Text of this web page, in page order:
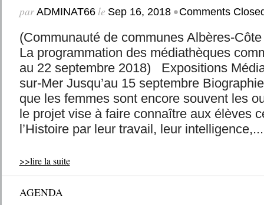
par ADMINAT66le Sep 16, 2018 •Comments
(Communauté de communes Albères-
La programmation des médiathèques
au 22 septembre 2018) Expositions
sur-Mer Jusqu’au 15 septembre
que les femmes sont encore souvent les
le projet vise à faire connaître aux élèves
l’Histoire par leur travail, leur intelligence,...
>>lire la suite
AGENDA